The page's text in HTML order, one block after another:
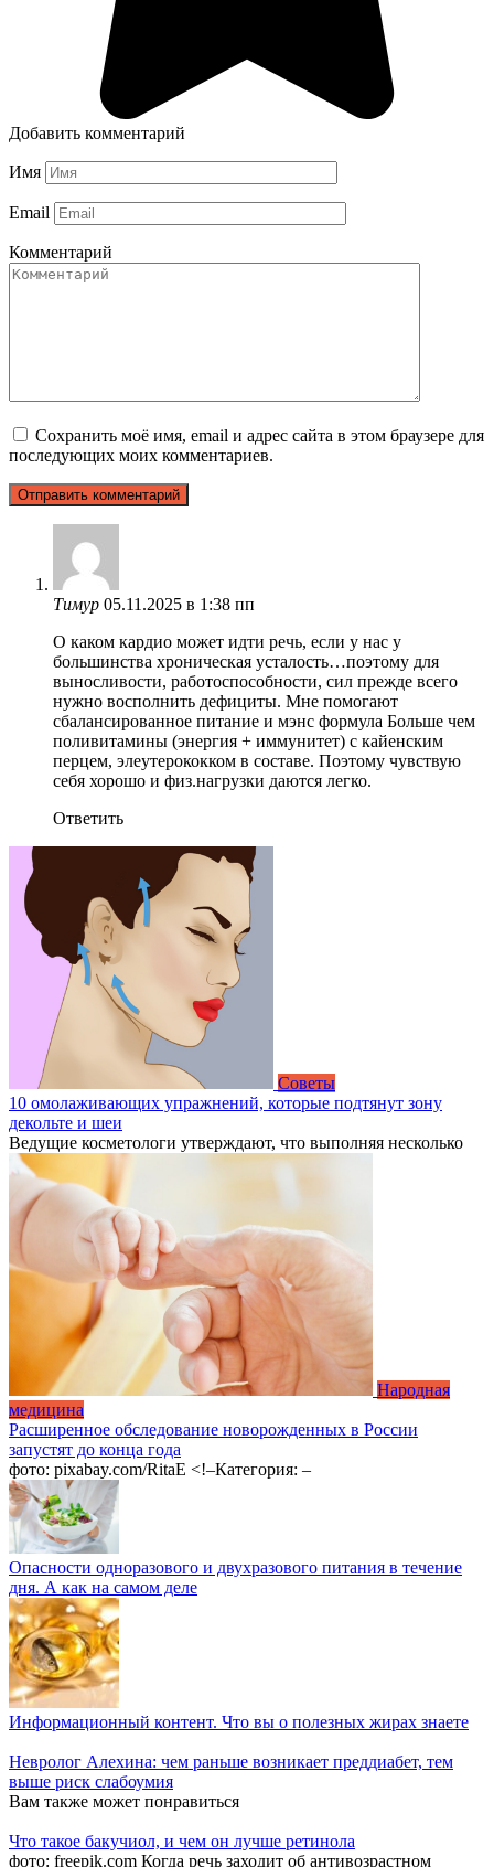
Добавить комментарий
Имя
Email
Комментарий
Сохранить моё имя, email и адрес сайта в этом браузере для
последующих моих комментариев.
Тимур 05.11.2025 в 1:38 пп
О каком кардио может идти речь, если у нас у
большинства хроническая усталость…поэтому для
выносливости, работоспособности, сил прежде всего
нужно восполнить дефициты. Мне помогают
сбалансированное питание и мэнс формула Больше чем
поливитамины (энергия + иммунитет) с кайенским
перцем, элеутерококком в составе. Поэтому чувствую
себя хорошо и физ.нагрузки даются легко.
Ответить
Советы
10 омолаживающих упражнений, которые подтянут зону
декольте и шеи
Ведущие косметологи утверждают, что выполняя несколько
Народная
медицина
Расширенное обследование новорожденных в России
запустят до конца года
фото: pixabay.com/RitaE <!–Категория: –
Опасности одноразового и двухразового питания в течение
дня. А как на самом деле
Информационный контент. Что вы о полезных жирах знаете
Невролог Алехина: чем раньше возникает преддиабет, тем
выше риск слабоумия
Вам также может понравиться
Что такое бакучиол, и чем он лучше ретинола
фото: freepik.com Когда речь заходит об антивозрастном